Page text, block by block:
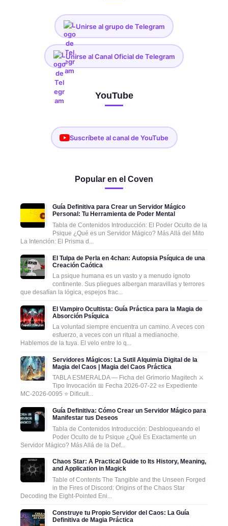
Unirse al grupo de Telegram
Unirse al Canal Oficial de Telegram
YouTube
Suscríbete al canal de YouTube
Popular en el Coven
Guía Definitiva para Crear un Servidor Mágico
Personal: Tu Herramienta de Poder Mental
Tabla de Contenidos Introducción: El Poder Oculto de la
Psique ¿Qué es un Servidor Mágico? Más Allá del Mito
La Intención: El Prisma d...
El Tulpa de Perla en 4chan: Autopsia Psíquica de una
Creación Caótica
La psique humana es un vasto y a menudo ignoto
continente. Sus pliegues albergan maravillas y terrores
que desafían la lógica, espejos frac...
El Vampiro Ocultista: Guía Práctica para la Magia de
Absorción Psíquica
La voluntad siempre encuentra un camino. A veces con
esfuerzo, a veces con un ritual a medianoche.
Hablemos de la tuya. El velo entre lo q...
Servidores Mágicos: La Sutil Alquimia Digital de la
Magia del Caos | Magia del Caos Práctica
TABLA ESMERALDA — Ficha del Grimorio Magitech ⚔️
Tipo Invocación 📅 Fecha 2026-07-22 📜 Expediente
MC-2026-0095 ⭐ Dificult...
Guía Definitiva: Cómo Crear un Servidor Mágico para
Manifestar tus Deseos
Tabla de Contenidos Introducción: Desbloqueando el
Poder Oculto de tu Psique ¿Qué Es Exactamente un
Servidor Mágico? Más Allá de la Def...
Chaos Star: A Practical Guide to Its History, Meaning,
and Application in Magick
Table of Contents The Tangible and the Unseen Forged
in the Fires of Discord: Origins of the Chaos Star
Decoding the Eight-Pointed Eni...
Construye tu Propio Servidor del Caos: La Guía
Definitiva de Magia Práctica